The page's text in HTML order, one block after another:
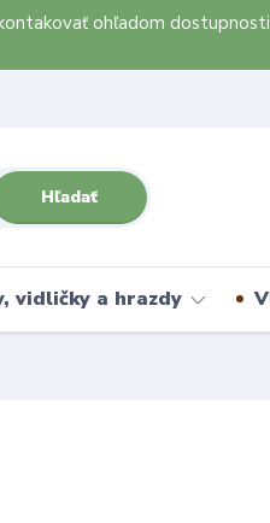
ohľadom
Hľadať
vidličky a hrazdy